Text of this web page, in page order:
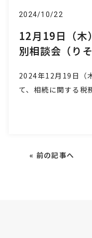
2024/10/22
12月19日（木
別相談会（り
2024年12月19日 （
て、相続に関する税
« 前の記事へ